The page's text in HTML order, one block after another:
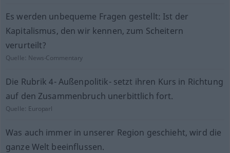
Es werden unbequeme Fragen gestellt: Ist der
Kapitalismus, den wir kennen, zum Scheitern
verurteilt?
Quelle: News-Commentary
Die Rubrik 4- Außenpolitik- setzt ihren Kurs in Richtung
auf den Zusammenbruch unerbittlich fort.
Quelle: Europarl
Was auch immer in unserer Region geschieht, wird die
ganze Welt beeinflussen.